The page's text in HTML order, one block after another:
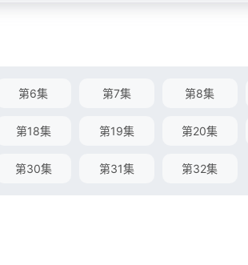
第6集 第7集 第8集
第18集 第19集 第20集
第30集 第31集 第32集